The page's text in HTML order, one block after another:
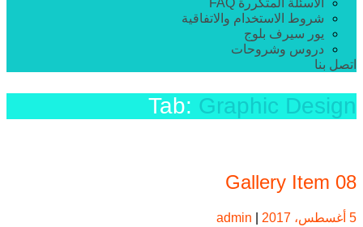
شروط الاستخدام والاتفاقية
يور سيرف بلوج
دروس وشروحات
اتصل بنا
Tab: Graphic Design
Gallery Item 08
5 أغسطس، 2017
admin